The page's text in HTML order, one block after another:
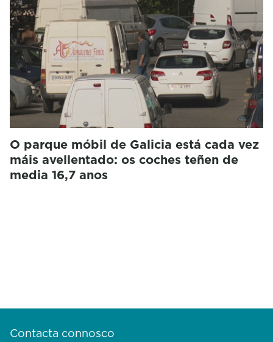
O parque móbil de Galicia está cada vez
máis avellentado: os coches teñen de
media 16,7 anos
Contacta connosco